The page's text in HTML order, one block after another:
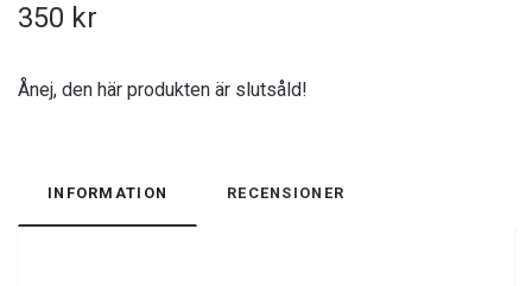
350 kr
Ånej, den här produkten är slutsåld!
INFORMATION RECENSIONER